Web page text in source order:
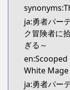
ja:勇者パー
ク冒険者に
ぎる～
en:Scooped
White
ja:勇者パー